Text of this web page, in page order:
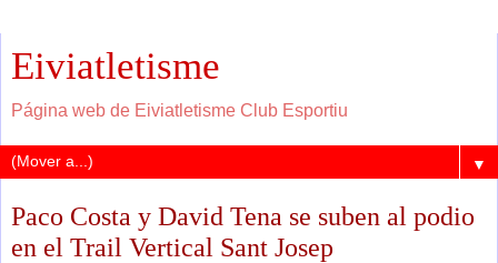
Eiviatletisme
Página web de Eiviatletisme Club Esportiu
▼
Paco Costa y David Tena se suben al podio
en el Trail Vertical Sant Josep